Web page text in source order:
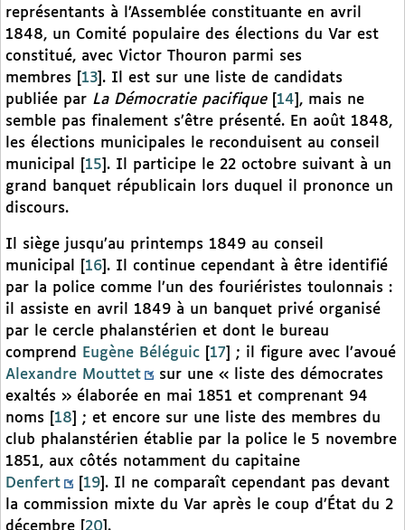
représentants à l’Assemblée constituante en avril
1848, un Comité populaire des élections du Var est
constitué, avec Victor Thouron parmi ses
membres
13 . Il est sur une liste de candidats
publiée par La Démocratie pacifique[ 14 , mais ne
semble pas finalement s’être présenté. En août 1848,
les élections municipales le reconduisent au conseil
municipal
15 . Il participe le 22 octobre suivant à un
grand banquet républicain lors duquel il prononce un
discours.
Il siège jusqu’au printemps 1849 au conseil
municipal
16 . Il continue cependant à être identifié
par la police comme l’un des fouriéristes toulonnais :
il assiste en avril 1849 à un banquet privé organisé
par le cercle phalanstérien et dont le bureau
comprend
Eugène Béléguic 17
; il figure avec l’avoué
Alexandre Mouttet
sur une « liste des démocrates
exaltés » élaborée en mai 1851 et comprenant 94
noms
18
; et encore sur une liste des membres du
club phalanstérien établie par la police le 5 novembre
1851, aux côtés notamment du capitaine
Denfert
19 . Il ne comparaît cependant pas devant
la commission mixte du Var après le coup d’État du 2